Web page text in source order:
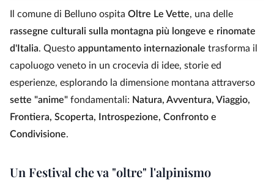
Il comune di Belluno ospita Oltre Le Vette, una delle
rassegne culturali sulla montagna più longeve e rinomate
d'Italia. Questo appuntamento internazionale trasforma il
capoluogo veneto in un crocevia di idee, storie ed
esperienze, esplorando la dimensione montana attraverso
sette "anime" fondamentali: Natura, Avventura, Viaggio,
Frontiera, Scoperta, Introspezione, Confronto e
Condivisione.
Un Festival che va "oltre" l'alpinismo